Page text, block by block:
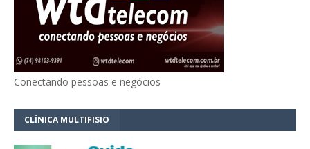
Conectando pessoas e negócios
CLÍNICA MULTIFISIO